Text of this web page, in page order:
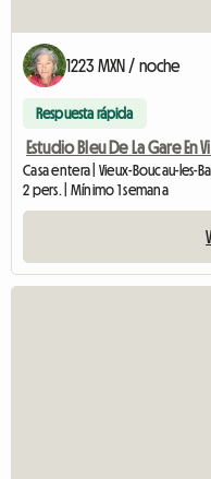
1223 MXN / noche
Respuesta rápida
Estudio Bleu De La Gare En
Casa entera | Vieux-Boucau-les-
2 pers. | Mínimo 1 semana